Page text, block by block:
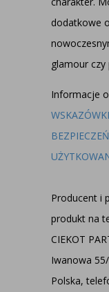
dodatkowe
glamour
Informacje
Producent i
produkt na
CIEKOT
Iwanowa
Polska,